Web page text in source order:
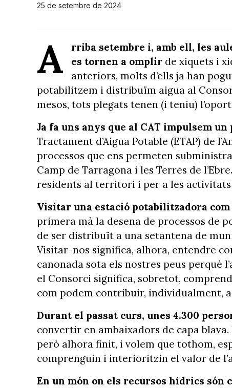
25 de setembre de 2024
A
rriba setembre i, amb ell, les
es tornen a omplir de xiquets i
anteriors, molts d’ells ja han
potabilitzem i distribuïm aigua al
mesos, tots plegats tenen (i teniu)
Ja fa uns anys que al CAT impulsem
Tractament d’Aigua Potable (ETAP) de
processos que ens permeten
Camp de Tarragona i les Terres de
residents al territori i per a les activitats
Visitar una estació potabilitzadora com
primera mà la desena de processos de
de ser distribuït a una setantena de
Visitar-nos significa, alhora, entendre
canonada sota els nostres peus perquè
el Consorci significa, sobretot,
com podem contribuir, individualment,
Durant el passat curs, unes 4.300
convertir en ambaixadors de capa
però alhora finit, i volem que tothom,
comprenguin i interioritzin el valor de
En un món on els recursos hídrics són